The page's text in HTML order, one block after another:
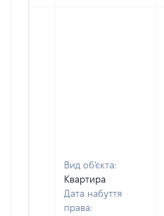
Вид об'єкта:
Квартира
Дата набуття
права: